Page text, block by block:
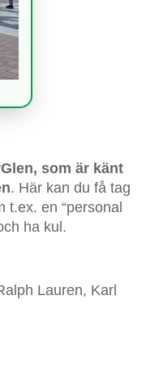
som är känt
. Här kan du få tag
t.ex. en “personal
ha kul.
Lauren, Karl